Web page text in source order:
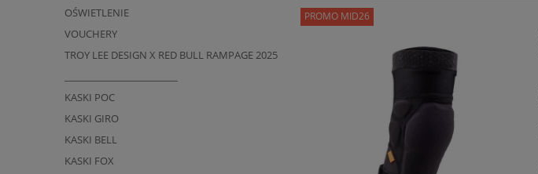
OŚWIETLENIE
VOUCHERY
TROY LEE DESIGN X RED BULL RAMPAGE 2025
KASKI POC
KASKI GIRO
KASKI BELL
KASKI FOX
PROMO MID26